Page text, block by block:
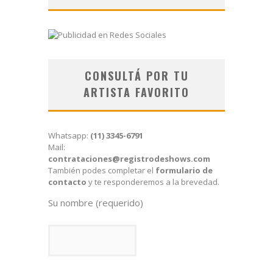
CONSULTÁ POR TU
ARTISTA FAVORITO
Whatsapp: (11) 3345-6791
Mail:
contrataciones@registrodeshows.com
También podes completar el formulario de
contacto y te responderemos a la brevedad.
Su nombre (requerido)